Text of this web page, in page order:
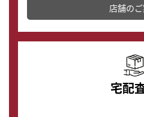
店舗を併設しており、下取り
の購入もできます♪
店舗の
宅配